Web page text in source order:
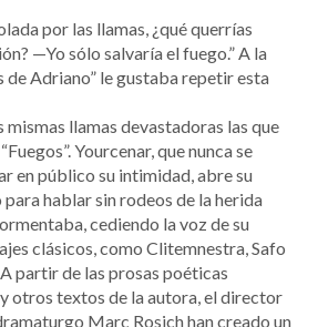
por las llamas, ¿qué querrías
—Yo sólo salvaría el fuego.” A la
de Adriano” le gustaba repetir esta
mismas llamas devastadoras las que
Yourcenar, que nunca se
en público su intimidad, abre su
hablar sin rodeos de la herida
cediendo la voz de su
clásicos, como Clitemnestra, Safo
partir de las prosas poéticas
otros textos de la autora, el director
Marc Rosich han creado un